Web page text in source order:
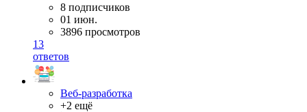
8 подписчиков
01 июн.
3896 просмотров
13
ответов
Веб-разработка
+2 ещё